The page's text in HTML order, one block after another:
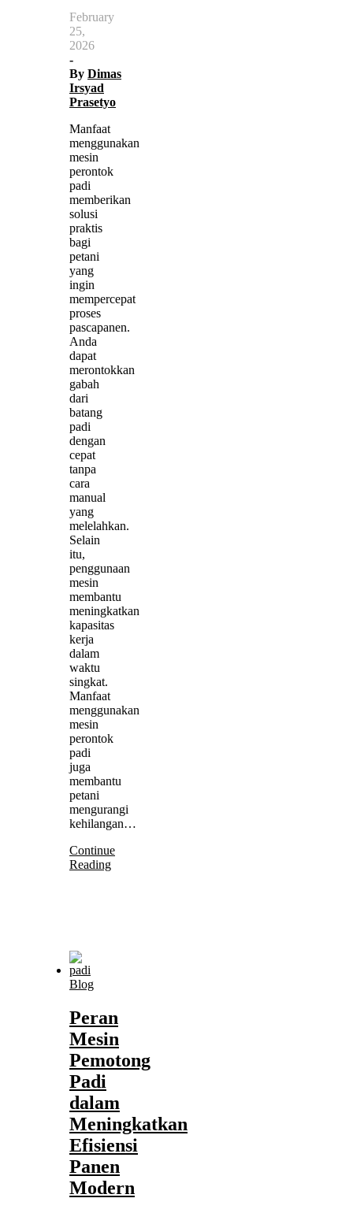
February
25,
2026
-
By Dimas
Irsyad
Prasetyo
Manfaat
menggunakan
mesin
perontok
padi
memberikan
solusi
praktis
bagi
petani
yang
ingin
mempercepat
proses
pascapanen.
Anda
dapat
merontokkan
gabah
dari
batang
padi
dengan
cepat
tanpa
cara
manual
yang
melelahkan.
Selain
itu,
penggunaan
mesin
membantu
meningkatkan
kapasitas
kerja
dalam
waktu
singkat.
Manfaat
menggunakan
mesin
perontok
padi
juga
membantu
petani
mengurangi
kehilangan…
Continue
Reading
Blog
Peran
Mesin
Pemotong
Padi
dalam
Meningkatkan
Efisiensi
Panen
Modern